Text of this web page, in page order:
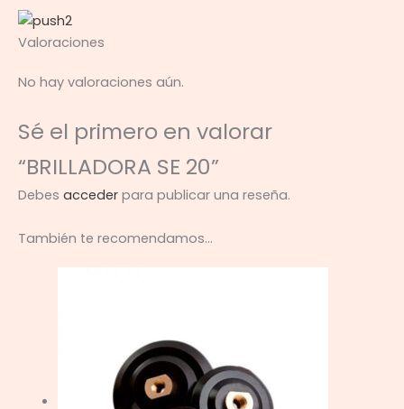
Valoraciones
No hay valoraciones aún.
Sé el primero en valorar
“BRILLADORA SE 20”
Debes acceder para publicar una reseña.
También te recomendamos…